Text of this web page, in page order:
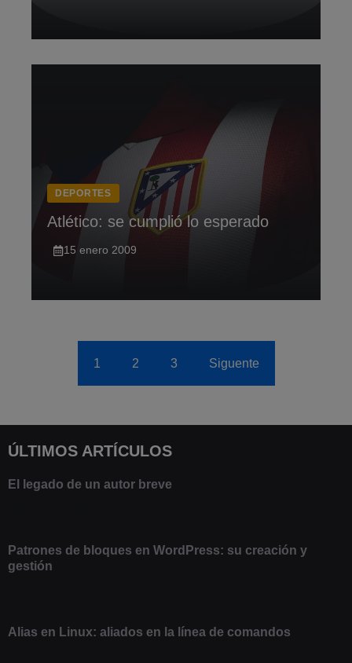
DEPORTES
Atlético: se cumplió lo esperado
15 enero 2009
1 2 3 Siguente
ÚLTIMOS ARTÍCULOS
El legado de un autor breve
Patrones de bloques en WordPress: su creación y
gestión
Alias en Linux: aliados en la línea de comandos